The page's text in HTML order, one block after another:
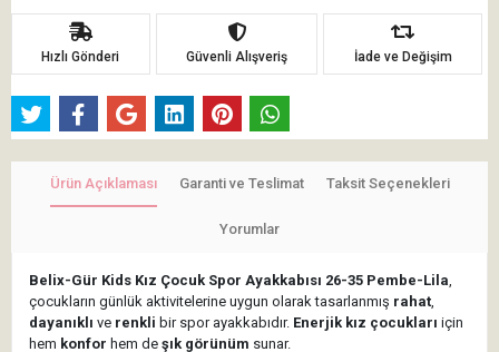
Hızlı Gönderi Güvenli Alışveriş İade ve Değişim
Ürün Açıklaması Garanti ve Teslimat Taksit Seçenekleri
Yorumlar
Belix-Gür Kids Kız Çocuk Spor Ayakkabısı 26-35 Pembe-Lila
çocukların günlük aktivitelerine uygun olarak tasarlanmış rahat
dayanıklı ve renkli bir spor ayakkabıdır. Enerjik kız çocukları için
hem konfor hem de şık görünüm sunar.